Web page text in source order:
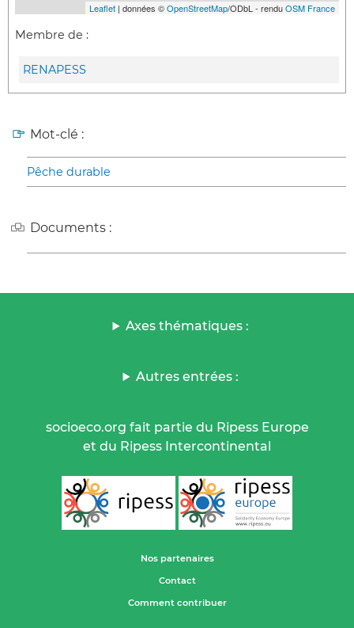
Leaflet | données ©OpenStreetMap/ODbL - renduOSM France
Membre de :
RENAPESS
Mot-clé :
Pêche durable
Documents :
Axes thématiques :
Autres entrées :
socioeco.org fait partie du Ripess Europe
et du Ripess Intercontinental
Nos partenaires
Contact
Comment contribuer